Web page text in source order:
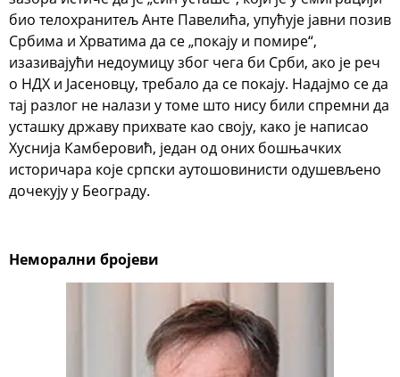
био телохранитељ Анте Павелића, упућује јавни позив
Србима и Хрватима да се „покају и помире“,
изазивајући недоумицу због чега би Срби, ако је реч
о НДХ и Јасеновцу, требало да се покају. Надајмо се да
тај разлог не налази у томе што нису били спремни да
усташку државу прихвате као своју, како је написао
Хуснија Камберовић, један од оних бошњачких
историчара које српски аутошовинисти одушевљено
дочекују у Београду.
Неморални бројеви